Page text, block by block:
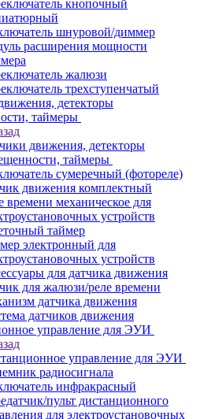
кнопочный
шнуровой/диммер
расширения мощности
жалюзи
трехступенчатый
детекторы
таймеры
движения, детекторы
таймеры
сумеречный (фотореле)
движения комплектный
времени механическое для
устройств
таймер
электронный для
устройств
для датчика движения
для жалюзи/реле времени
датчика движения
датчиков движения
управление для ЭУИ
управление для ЭУИ
радиосигнала
инфракрасный
пульт дистанционного
для электроустановочных